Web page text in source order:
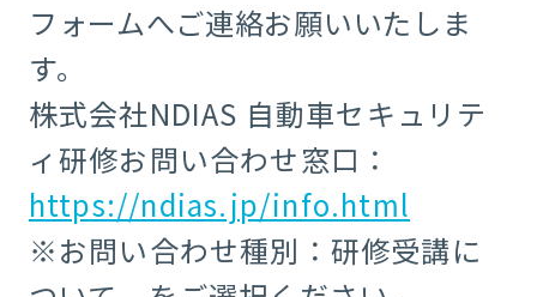
フォームへご連絡お願いいたしま
す。
株式会社NDIAS 自動車セキュリテ
ィ研修お問い合わせ窓口：
https://ndias.jp/info.html
※お問い合わせ種別：研修受講に